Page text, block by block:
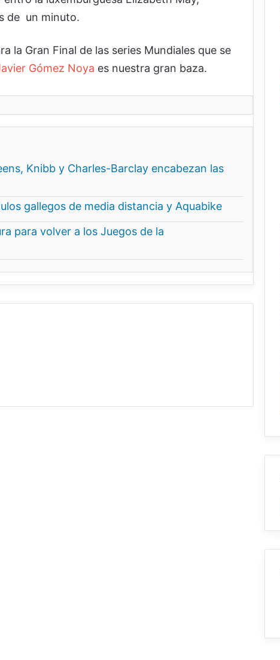
de un minuto.
la Gran Final de las series Mundiales que se
Gómez Noya es nuestra gran baza.
Knibb y Charles-Barclay encabezan las
gallegos de media distancia y Aquabike
para volver a los Juegos de la